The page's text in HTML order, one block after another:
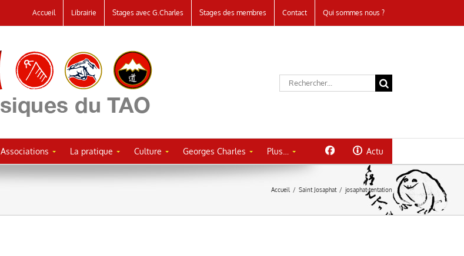
Accueil Librairie Stages avec G.Charles Stages des membres Contact Qui sommes nous ?
Rechercher:
Associations La pratique Culture Georges Charles Plus… Actu
Accueil / Saint Josaphat / josaphat-tentation